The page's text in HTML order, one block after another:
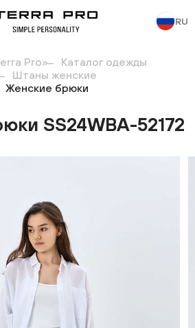
RU
Pro»
Каталог одежды
Штаны женские
Женские брюки
SS24WBA-52172